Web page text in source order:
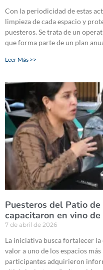
Con la periodicidad de estas
limpieza de cada espacio y
puesteros. Se trata de un
que forma parte de un plan
Leer Más >>
Puesteros del Patio
capacitaron en vino
7 de abril de 2026
La iniciativa busca fortalecer
valor a uno de los espacios
participantes adquirieron